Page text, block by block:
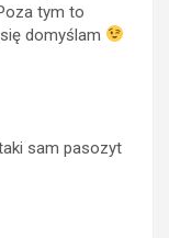
tym to
domyślam
sam pasozyt